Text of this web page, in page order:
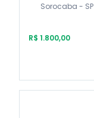
Sorocaba - SP
R$ 1.800,00